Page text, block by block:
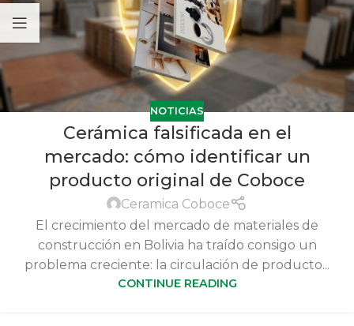
NOTICIAS
Cerámica falsificada en el
mercado: cómo identificar un
producto original de Coboce
Ceramica Coboce
El crecimiento del mercado de materiales de
construcción en Bolivia ha traído consigo un
problema creciente: la circulación de producto...
CONTINUE READING